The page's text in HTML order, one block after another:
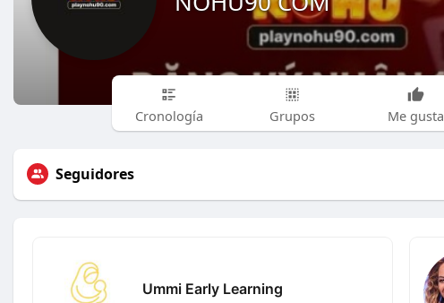
Cronología Grupos Me gusta
Seguidores
Ummi Early Learning